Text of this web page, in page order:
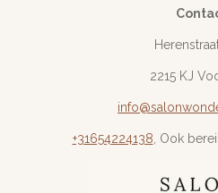
2215 KJ
+31654224138, Ook